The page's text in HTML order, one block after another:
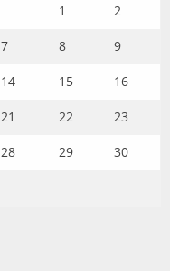
1 2
7 8 9
14 15 16
21 22 23
28 29 30